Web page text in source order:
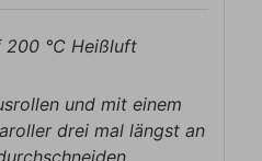
200 ℃ Heißluft
und mit einem
drei mal längst an